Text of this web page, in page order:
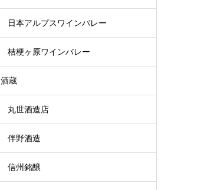
日本アルプスワインバレー
桔梗ヶ原ワインバレー
酒蔵
丸世酒造店
伴野酒造
信州銘醸